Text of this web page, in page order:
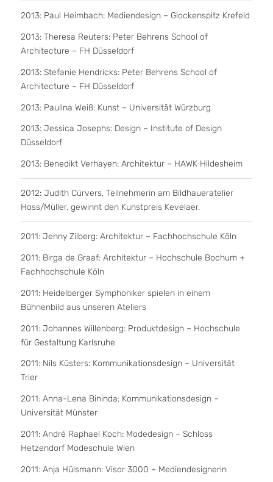
2013: Paul Heimbach: Mediendesign – Glockenspitz Krefeld
2013: Theresa Reuters: Peter Behrens School of
Architecture – FH Düsseldorf
2013: Stefanie Hendricks: Peter Behrens School of
Architecture – FH Düsseldorf
2013: Paulina Weiß: Kunst – Universität Würzburg
2013: Jessica Josephs: Design – Institute of Design
Düsseldorf
2013: Benedikt Verhayen: Architektur – HAWK Hildesheim
2012: Judith Cürvers, Teilnehmerin am Bildhaueratelier
Hoss/Müller, gewinnt den Kunstpreis Kevelaer.
2011: Jenny Zilberg: Architektur – Fachhochschule Köln
2011: Birga de Graaf: Architektur – Hochschule Bochum +
Fachhochschule Köln
2011: Heidelberger Symphoniker spielen in einem
Bühnenbild aus unseren Ateliers
2011: Johannes Willenberg: Produktdesign – Hochschule
für Gestaltung Karlsruhe
2011: Nils Küsters: Kommunikationsdesign – Universität
Trier
2011: Anna-Lena Bininda: Kommunikationsdesign –
Universität Münster
2011: André Raphael Koch: Modedesign – Schloss
Hetzendorf Modeschule Wien
2011: Anja Hülsmann: Visor 3000 – Mediendesignerin